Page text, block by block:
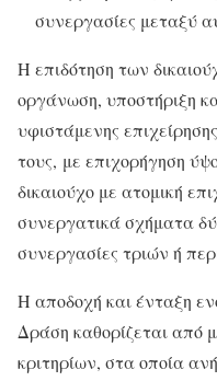
συνεργασίες μεταξύ
Η επιδότηση των
οργάνωση, υποστήριξη
υφιστάμενης
τους, με επιχορήγηση
δικαιούχο με ατομική
συνεργατικά σχήματα
συνεργασίες τριών ή
Η αποδοχή και ένταξη
Δράση καθορίζεται από
κριτηρίων, στα οποία